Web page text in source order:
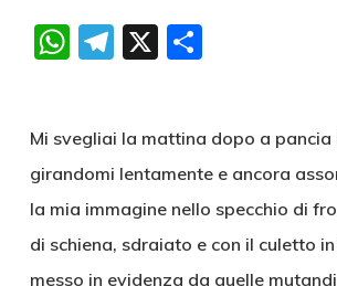
WhatsApp
Telegram
X Condividi
Mi svegliai la mattina dopo a pancia
girandomi lentamente e ancora
la mia immagine nello specchio di
di schiena, sdraiato e con il culetto
messo in evidenza da quelle